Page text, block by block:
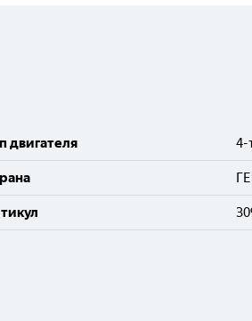
двигателя 4-